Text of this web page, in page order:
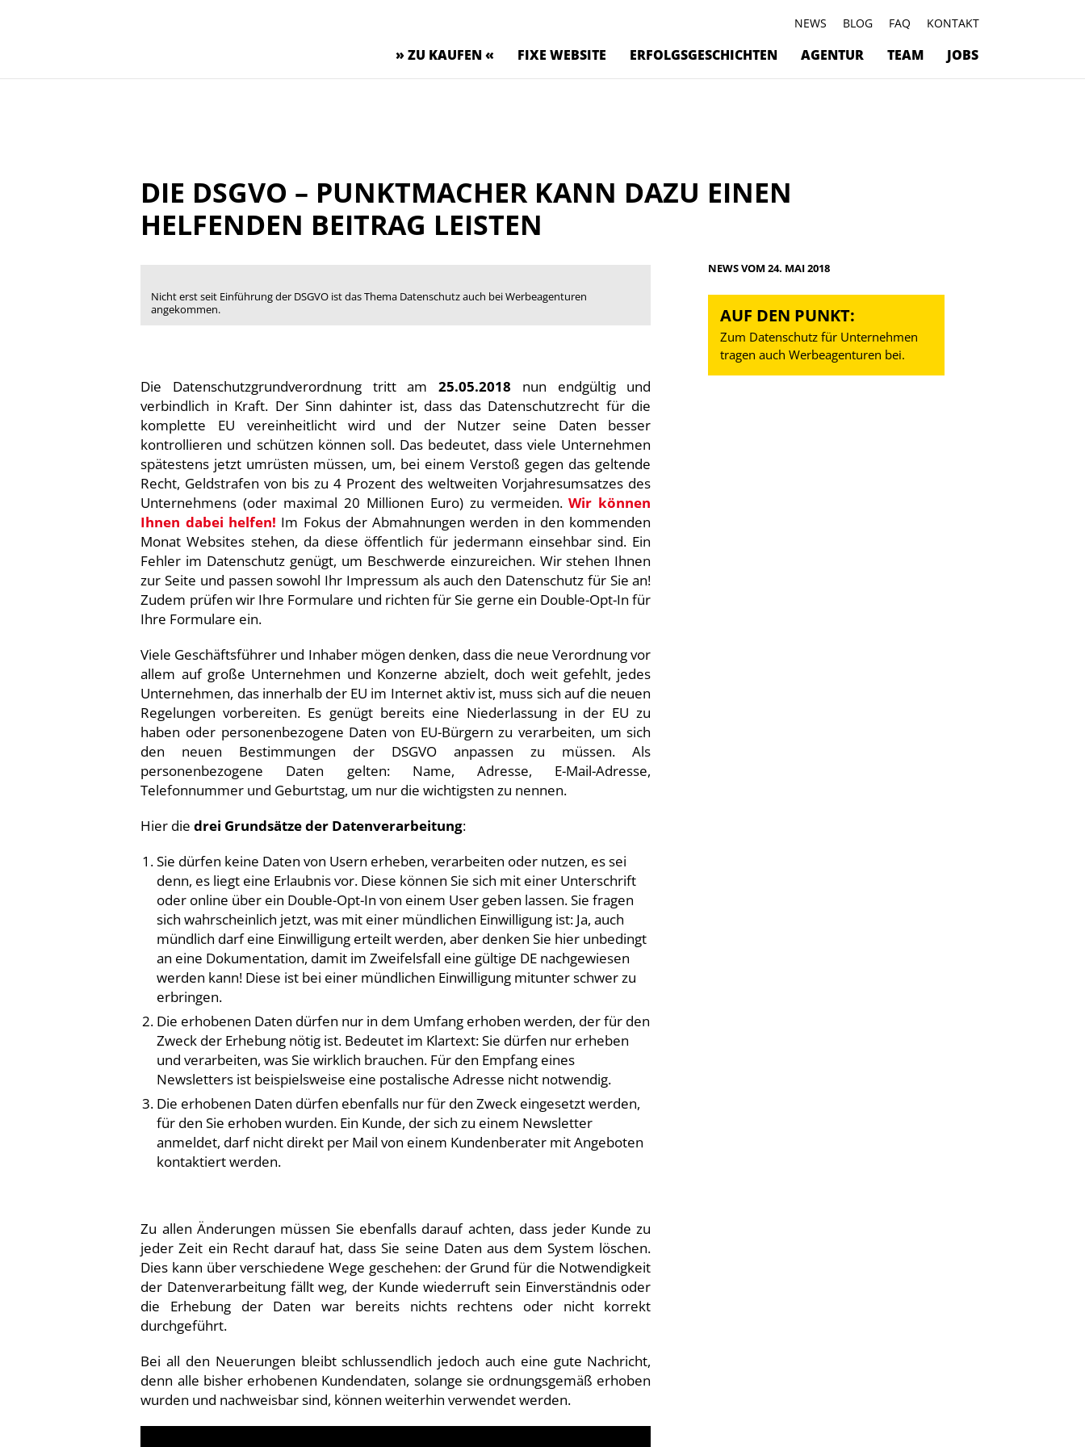
KONTAKT
FAQ
BLOG
NEWS
» ZU KAUFEN « FIXE WEBSITE ERFOLGSGESCHICHTEN AGENTUR TEAM JOBS
DIE DSGVO – PUNKTMACHER KANN DAZU EINEN
HELFENDEN BEITRAG LEISTEN
Nicht erst seit Einführung der DSGVO ist das Thema Datenschutz auch bei Werbeagenturen
angekommen.
Die Datenschutzgrundverordnung tritt am25.05.2018 nun endgültig und
verbindlich in Kraft. Der Sinn dahinter ist, dass das Datenschutzrecht für die
komplette EU vereinheitlicht wird und der Nutzer seine Daten besser
kontrollieren und schützen können soll. Das bedeutet, dass viele Unternehmen
spätestens jetzt umrüsten müssen, um, bei einem Verstoß gegen das geltende
Recht, Geldstrafen von bis zu 4 Prozent des weltweiten Vorjahresumsatzes des
Unternehmens (oder maximal 20 Millionen Euro) zu vermeiden.Wir können
Ihnen dabei helfen! Im Fokus der Abmahnungen werden in den kommenden
Monat Websites stehen, da diese öffentlich für jedermann einsehbar sind. Ein
Fehler im Datenschutz genügt, um Beschwerde einzureichen. Wir stehen Ihnen
zur Seite und passen sowohl Ihr Impressum als auch den Datenschutz für Sie an!
Zudem prüfen wir Ihre Formulare und richten für Sie gerne ein Double-Opt-In für
Ihre Formulare ein.
Viele Geschäftsführer und Inhaber mögen denken, dass die neue Verordnung vor
allem auf große Unternehmen und Konzerne abzielt, doch weit gefehlt, jedes
Unternehmen, das innerhalb der EU im Internet aktiv ist, muss sich auf die neuen
Regelungen vorbereiten. Es genügt bereits eine Niederlassung in der EU zu
haben oder personenbezogene Daten von EU-Bürgern zu verarbeiten, um sich
den neuen Bestimmungen der DSGVO anpassen zu müssen. Als
personenbezogene Daten gelten: Name, Adresse, E-Mail-Adresse,
Telefonnummer und Geburtstag, um nur die wichtigsten zu nennen.
Hier diedrei Grundsätze der Datenverarbeitung:
Sie dürfen keine Daten von Usern erheben, verarbeiten oder nutzen, es sei
denn, es liegt eine Erlaubnis vor. Diese können Sie sich mit einer Unterschrift
oder online über ein Double-Opt-In von einem User geben lassen. Sie fragen
sich wahrscheinlich jetzt, was mit einer mündlichen Einwilligung ist: Ja, auch
mündlich darf eine Einwilligung erteilt werden, aber denken Sie hier unbedingt
an eine Dokumentation, damit im Zweifelsfall eine gültige DE nachgewiesen
werden kann! Diese ist bei einer mündlichen Einwilligung mitunter schwer zu
erbringen.
Die erhobenen Daten dürfen nur in dem Umfang erhoben werden, der für den
Zweck der Erhebung nötig ist. Bedeutet im Klartext: Sie dürfen nur erheben
und verarbeiten, was Sie wirklich brauchen. Für den Empfang eines
Newsletters ist beispielsweise eine postalische Adresse nicht notwendig.
Die erhobenen Daten dürfen ebenfalls nur für den Zweck eingesetzt werden,
für den Sie erhoben wurden. Ein Kunde, der sich zu einem Newsletter
anmeldet, darf nicht direkt per Mail von einem Kundenberater mit Angeboten
kontaktiert werden.
Zu allen Änderungen müssen Sie ebenfalls darauf achten, dass jeder Kunde zu
jeder Zeit ein Recht darauf hat, dass Sie seine Daten aus dem System löschen.
Dies kann über verschiedene Wege geschehen: der Grund für die Notwendigkeit
der Datenverarbeitung fällt weg, der Kunde wiederruft sein Einverständnis oder
die Erhebung der Daten war bereits nichts rechtens oder nicht korrekt
durchgeführt.
Bei all den Neuerungen bleibt schlussendlich jedoch auch eine gute Nachricht,
denn alle bisher erhobenen Kundendaten, solange sie ordnungsgemäß erhoben
wurden und nachweisbar sind, können weiterhin verwendet werden.
NEWS VOM 24. MAI 2018
AUF DEN PUNKT:
Zum Datenschutz für Unternehmen
tragen auch Werbeagenturen bei.